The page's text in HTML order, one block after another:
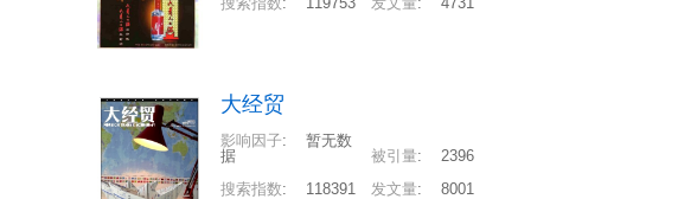
大经贸
影响因子:
暂无数
据
被引量:
2396
搜索指数: 118391 发文量: 8001